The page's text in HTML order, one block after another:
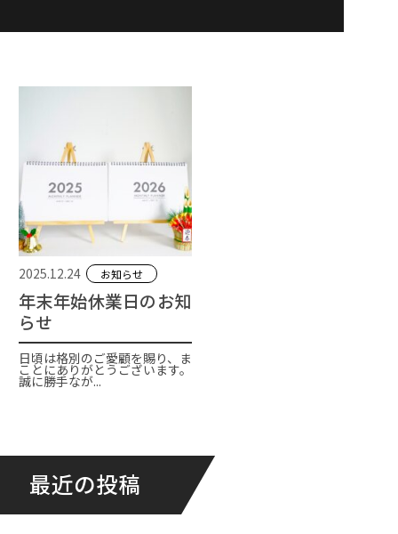
2025.12.24 お知らせ
年末年始休業日のお知
らせ
日頃は格別のご愛顧を賜り、ま
ことにありがとうございます。
誠に勝手なが...
最近の投稿